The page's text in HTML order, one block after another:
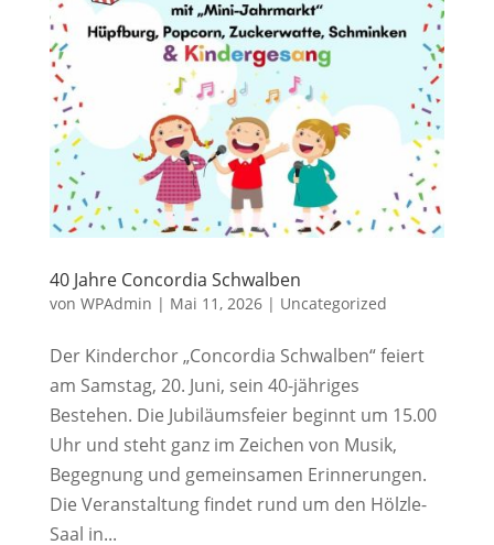
40 Jahre Concordia Schwalben
von WPAdmin | Mai 11, 2026| Uncategorized
Der Kinderchor „Concordia Schwalben“ feiert
am Samstag, 20. Juni, sein 40-jähriges
Bestehen. Die Jubiläumsfeier beginnt um 15.00
Uhr und steht ganz im Zeichen von Musik,
Begegnung und gemeinsamen Erinnerungen.
Die Veranstaltung findet rund um den Hölzle-
Saal in...